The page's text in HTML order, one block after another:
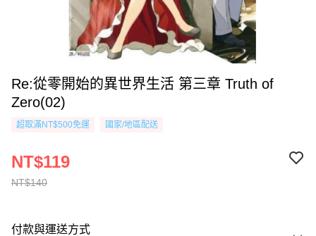
Re:從零開始的異世界生活 第三章 Truth of
Zero(02)
超取滿NT$500免運 國家/地區配送
NT$140
NT$119
付款與運送方式